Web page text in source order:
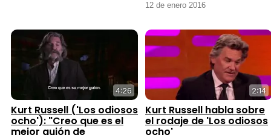
12 de enero 2016
4:26
Kurt Russell ('Los odiosos
ocho'): "Creo que es el
mejor guión de
2:14
Kurt Russell habla sobre
el rodaje de 'Los odiosos
ocho'